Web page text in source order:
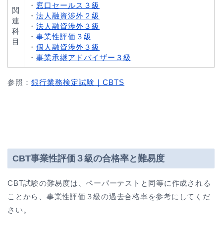
関
連
科
目
・ 窓口セールス３級
・ 法人融資渉外２級
・ 法人融資渉外３級
・ 事業性評価３級
・ 個人融資渉外３級
・ 事業承継アドバイザー３級
参照： 銀行業務検定試験｜CBTS
CBT事業性評価３級の合格率と難易度
CBT試験の難易度は、ペーパーテストと同等に作成される
ことから、事業性評価３級の過去合格率を参考にしてくだ
さい。